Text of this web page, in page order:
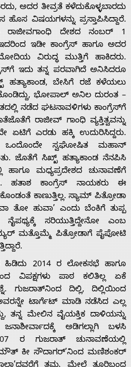
ಅದರ ತೀವ್ರತೆ ಕಳೆದುಕೊಳ್ಳಬಾರದು
ವಿಷಯಗಳನ್ನು ಪ್ರಸ್ತಾಪಿಸಿದ್ದಾರೆ.
ರಾಜೀವಗಾಂಧಿ ದೇಶದ ನಂಬರ್ 1
ಇದರಿಂದ ಇಡೀ ಕಾಂಗ್ರೆಸ್ ಹಾಗೂ ಅದರ
ವಿರುದ್ಧ ಮುತ್ತಿಗೆ ಹಾಕಿದರು.
ಇದು ತನ್ನ ಪರವಾಗಿದೆ ಅನಿಸಿದರೂ
ಬೇಸಿಗೆ ರಜೆ ಕಳೆಯಲು
ಭೋಪಾಲ್ ಅನಿಲ ದುರಂತ –
ನಡೆದ ಘಟನಾವಳಿಗಳು ಕಾಂಗ್ರೆಸ್‌ಗೆ
ರಾಜೀವ್ ಗಾಂಧಿ ವ್ಯಕ್ತಿತ್ವವನ್ನು
ಏಟಿಗೆ ಎರಡು ಹಕ್ಕಿ ಉದುರಿಸಿದ್ದರು.
ಒಂದೊಂದೇ ಸ್ವಘೋಷಿತ ಮಹಾನ್
ಜೊತೆಗೆ ಸಿಖ್ಖ್ ಹತ್ಯಾಕಾಂಡ ನೆನಪಿಸಿ
ಮಧ್ಯಪ್ರದೇಶದ ಚುನಾವಣೆಗೆ
ಹತಾಶ ಕಾಂಗ್ರೆಸ್ ನಾಯಕರು ಈ
ಕಾಣುತ್ತಿಲ್ಲ. ಸ್ಯಾಮ್ ಪಿತ್ರೋಡಾ
ತೋ ಹುವಾ’ ಎಂದು ಬೆಂಕಿಗೆ ತುಪ್ಪ
ಸರಿಯುತ್ತಿದ್ದೇನೋ ಎಂಬ
ಮತ್ತೊಮ್ಮೆ ಪಿತ್ರೋಡಾಗೆ ಪೈಪೋಟಿ
ಹಿಡಿದು 2014 ರ ಲೋಕಸಭೆ ಹಾಗೂ
ವಿಪಕ್ಷಗಳು ಪಾಠ ಕಲಿತಿಲ್ಲ ಏಕೆ
ಗುಜರಾತ್‌ನಿಂದ ದಿಲ್ಲಿ, ದಿಲ್ಲಿಯಿಂದ
ಟಾರ್ಗೆಟ್ ಮಾಡಿ ನಡೆಸಿದ ಎಲ್ಲ
ತನ್ನ ಮೇಲಿನ ವೈಯಕ್ತಿಕ ದಾಳಿಯನ್ನು
ಅಡಿಗಲ್ಲಾಗಿ ಬಳಸಿ
ರ ಗುಜರಾತ್ ಚುನಾವಣೆಯಲ್ಲಿ
ಕೀ ಸೌದಾಗರ್’ನಿಂದ ಮಣಿಶಂಕರ್